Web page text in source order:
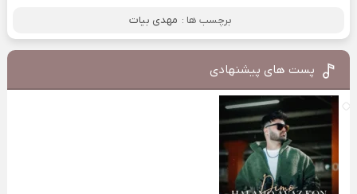
برچسب ها : مهدی بیات
پست های پیشنهادی